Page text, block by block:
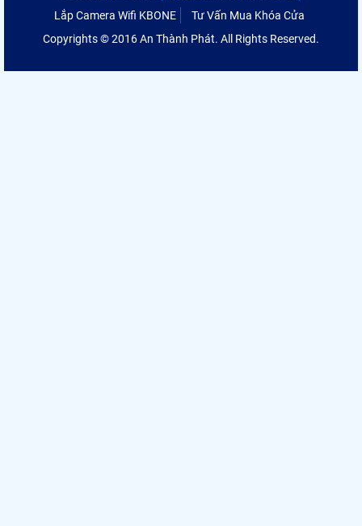
Lắp Camera Wifi KBONE
Tư Vấn Mua Khóa Cửa
Copyrights © 2016 An Thành Phát. All Rights Reserved.